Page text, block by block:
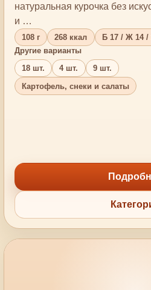
натуральная курочка без
и …
108 г 268 ккал
Б 17 / Ж 14 /
Другие варианты
18 шт.
4 шт.
9 шт.
Картофель, снеки и салаты